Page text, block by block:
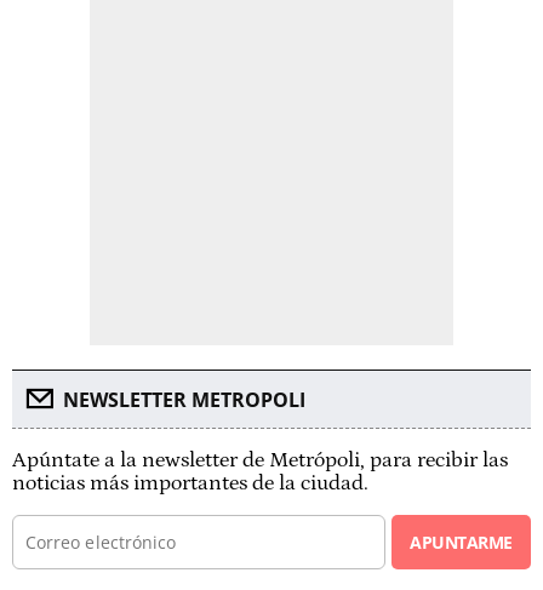
NEWSLETTER METROPOLI
Apúntate a la newsletter de Metrópoli, para recibir las
noticias más importantes de la ciudad.
APUNTARME